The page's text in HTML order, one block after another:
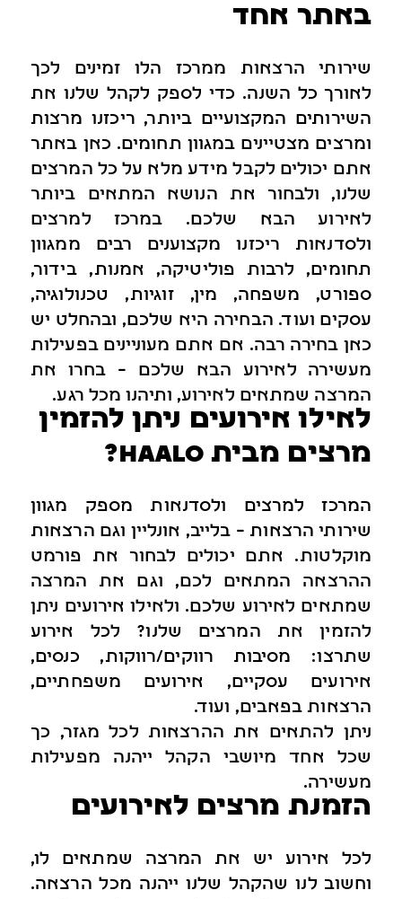
באתר אחד
שירותי הרצאות ממרכז הלו זמינים לכך
לאורך כל השנה. כדי לספק לקהל שלנו את
השירותים המקצועיים ביותר, ריכזנו מרצות
ומרצים מצטיינים במגוון תחומים. כאן באתר
אתם יכולים לקבל מידע מלא על כל המרצים
שלנו, ולבחור את הנושא המתאים ביותר
לאירוע הבא שלכם. במרכז למרצים
ולסדנאות ריכזנו מקצוענים רבים ממגוון
תחומים, לרבות פוליטיקה, אמנות, בידור,
ספורט, משפחה, מין, זוגיות, טכנולוגיה,
עסקים ועוד. הבחירה היא שלכם, ובהחלט יש
כאן בחירה רבה. אם אתם מעוניינים בפעילות
מעשירה לאירוע הבא שלכם – בחרו את
המרצה שמתאים לאירוע, ותיהנו מכל רגע.
לאילו אירועים ניתן להזמין
מרצים מבית haalo?
המרכז למרצים ולסדנאות מספק מגוון
שירותי הרצאות – בלייב, אונליין וגם הרצאות
מוקלטות. אתם יכולים לבחור את פורמט
ההרצאה המתאים לכם, וגם את המרצה
שמתאים לאירוע שלכם. ולאילו אירועים ניתן
להזמין את המרצים שלנו? לכל אירוע
שתרצו: מסיבות רווקים/רווקות, כנסים,
אירועים עסקיים, אירועים משפחתיים,
הרצאות בפאבים, ועוד.
ניתן להתאים את ההרצאות לכל מגזר, כך
שכל אחד מיושבי הקהל ייהנה מפעילות
מעשירה.
הזמנת מרצים לאירועים
לכל אירוע יש את המרצה שמתאים לו,
וחשוב לנו שהקהל שלנו ייהנה מכל הרצאה.